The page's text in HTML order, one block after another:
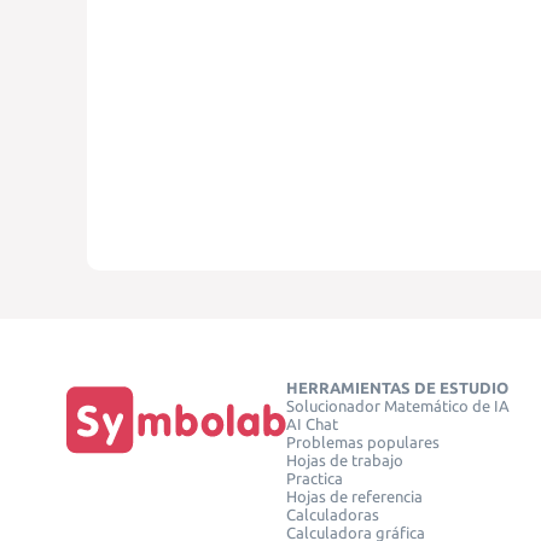
HERRAMIENTAS DE ESTUDIO
Solucionador Matemático de IA
AI Chat
Problemas populares
Hojas de trabajo
Practica
Hojas de referencia
Calculadoras
Calculadora gráfica